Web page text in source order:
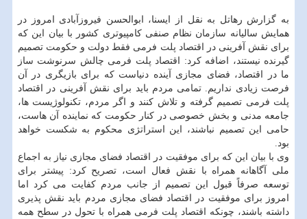
به گزارش رهاتل به نقل از ایسنا، ابوالحسن فیروزآبادی امروز در
همایش سالیانه سازمان نظام صنفی كامپیوتری كشور با بیان این كه
برای نقش آفرینی در اقتصاد پلت فرمی فقط دولت و حكومت تصمیم
گیرنده نیستند، اضافه كرد: اقتصاد پلت فرمی چالش سرنوشت ساز
ما در اقتصاد، فضای مجازی آینده دنیاست كه برای بازیگری در آن
فرصت زیادی نداریم. تمامی مردم باید برای نقش آفرینی در اقتصاد
پلت فرمی تصمیم گرفته و تلاش كنند و اگر مردم، تكنولوژیست ها،
جامعه مدنی و بخش خصوصی در كنار حكومت كه نماینده آن هاست،
حامی این تصمیم نباشند، این استراتژی محكوم به شكست خواهد
بود.
وی با بیان این كه برای موفقیت در اقتصاد فضای مجازی نیاز به اجماع
ملی آگاهانه همراه با نقش فعال است، تصریح كرد: پیشتر برای
توسعه صرفاً قبول این تصمیم از جانب مردم كفایت می كرد اما
امروز برای موفقیت در اقتصاد فضای مجازی مردم باید نقش پذیری
داشته باشند، چونكه اقتصاد پلت فرمی همراه با تحول در سطح همه